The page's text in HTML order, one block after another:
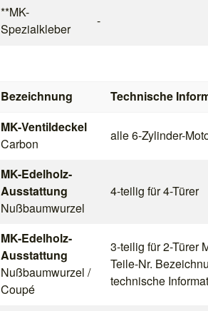
**MK-
Spezialkleber
-
Bezeichnung Technische
MK-Ventildeckel
Carbon
alle 6-Zylinder-
MK-Edelholz-
Ausstattung
Nußbaumwurzel
4-teilig für 4-Türer
MK-Edelholz-
Ausstattung
Nußbaumwurzel /
Coupé
3-teilig für 2-Türer
Teile-Nr.
technische